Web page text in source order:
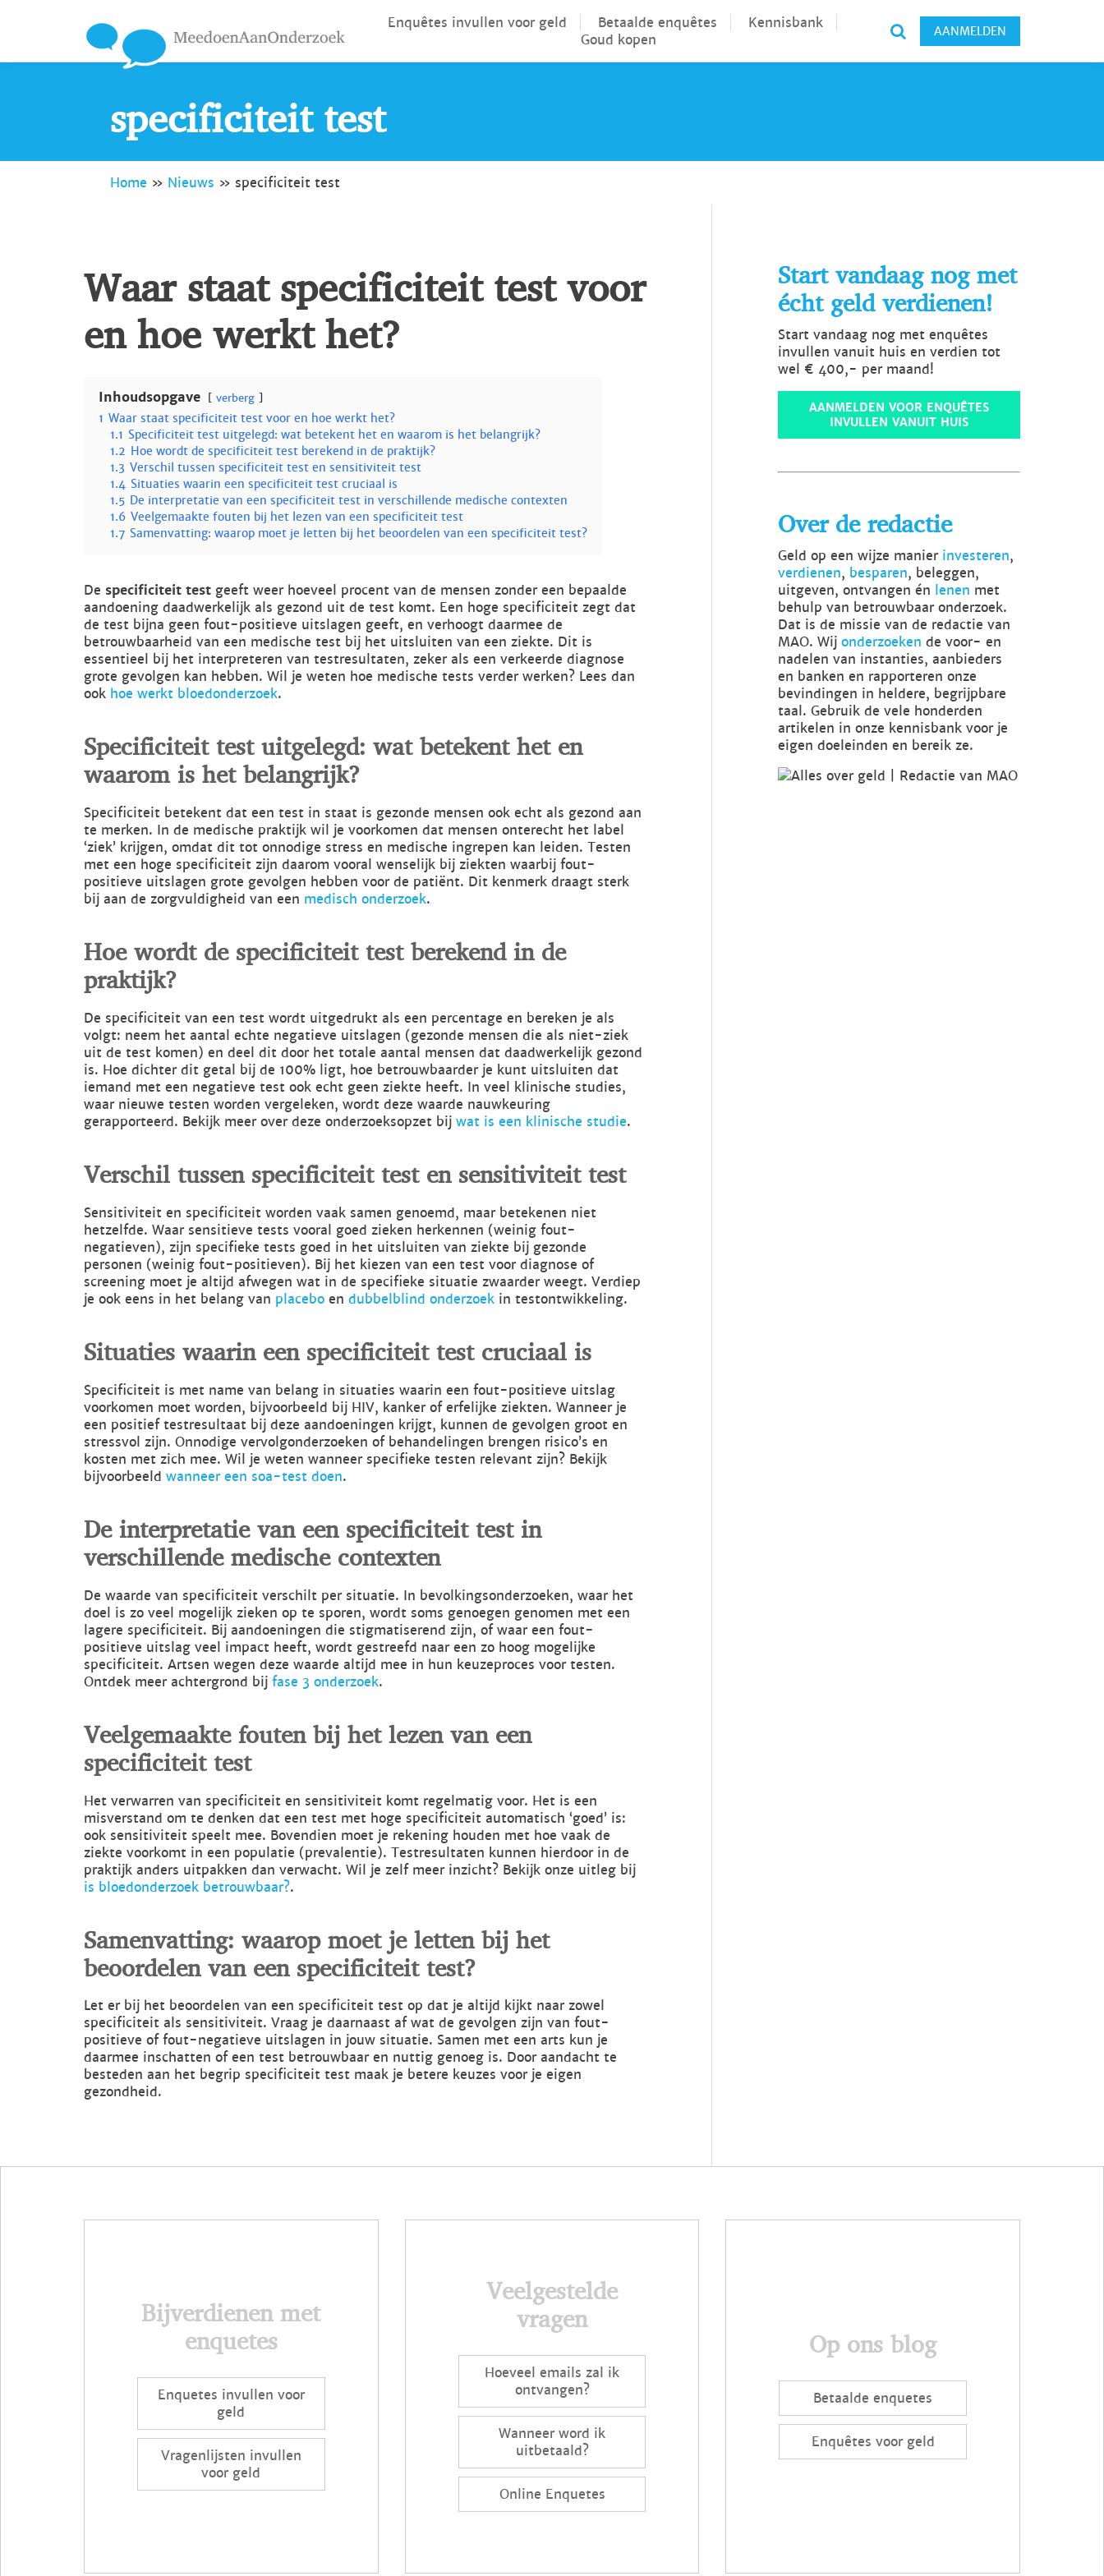
Enquêtes invullen voor geld Betaalde enquêtes
Kennisbank
Goud kopen
AANMELDEN
specificiteit test
Home » Nieuws » specificiteit test
Waar staat specificiteit test voor
en hoe werkt het?
Inhoudsopgave verberg
1 Waar staat specificiteit test voor en hoe werkt het?
1.1 Specificiteit test uitgelegd: wat betekent het en waarom is het belangrijk?
1.2 Hoe wordt de specificiteit test berekend in de praktijk?
1.3 Verschil tussen specificiteit test en sensitiviteit test
1.4 Situaties waarin een specificiteit test cruciaal is
1.5 De interpretatie van een specificiteit test in verschillende medische contexten
1.6 Veelgemaakte fouten bij het lezen van een specificiteit test
1.7 Samenvatting: waarop moet je letten bij het beoordelen van een specificiteit test?
De specificiteit test geeft weer hoeveel procent van de mensen zonder een bepaalde
aandoening daadwerkelijk als gezond uit de test komt. Een hoge specificiteit zegt dat
de test bijna geen fout-positieve uitslagen geeft, en verhoogt daarmee de
betrouwbaarheid van een medische test bij het uitsluiten van een ziekte. Dit is
essentieel bij het interpreteren van testresultaten, zeker als een verkeerde diagnose
grote gevolgen kan hebben. Wil je weten hoe medische tests verder werken? Lees dan
ook hoe werkt bloedonderzoek.
Specificiteit test uitgelegd: wat betekent het en
waarom is het belangrijk?
Specificiteit betekent dat een test in staat is gezonde mensen ook echt als gezond aan
te merken. In de medische praktijk wil je voorkomen dat mensen onterecht het label
‘ziek’ krijgen, omdat dit tot onnodige stress en medische ingrepen kan leiden. Testen
met een hoge specificiteit zijn daarom vooral wenselijk bij ziekten waarbij fout-
positieve uitslagen grote gevolgen hebben voor de patiënt. Dit kenmerk draagt sterk
bij aan de zorgvuldigheid van een medisch onderzoek.
Hoe wordt de specificiteit test berekend in de
praktijk?
De specificiteit van een test wordt uitgedrukt als een percentage en bereken je als
volgt: neem het aantal echte negatieve uitslagen (gezonde mensen die als niet-ziek
uit de test komen) en deel dit door het totale aantal mensen dat daadwerkelijk gezond
is. Hoe dichter dit getal bij de 100% ligt, hoe betrouwbaarder je kunt uitsluiten dat
iemand met een negatieve test ook echt geen ziekte heeft. In veel klinische studies,
waar nieuwe testen worden vergeleken, wordt deze waarde nauwkeuring
gerapporteerd. Bekijk meer over deze onderzoeksopzet bij wat is een klinische studie.
Verschil tussen specificiteit test en sensitiviteit test
Sensitiviteit en specificiteit worden vaak samen genoemd, maar betekenen niet
hetzelfde. Waar sensitieve tests vooral goed zieken herkennen (weinig fout-
negatieven), zijn specifieke tests goed in het uitsluiten van ziekte bij gezonde
personen (weinig fout-positieven). Bij het kiezen van een test voor diagnose of
screening moet je altijd afwegen wat in de specifieke situatie zwaarder weegt. Verdiep
je ook eens in het belang van placebo en dubbelblind onderzoek in testontwikkeling.
Situaties waarin een specificiteit test cruciaal is
Specificiteit is met name van belang in situaties waarin een fout-positieve uitslag
voorkomen moet worden, bijvoorbeeld bij HIV, kanker of erfelijke ziekten. Wanneer je
een positief testresultaat bij deze aandoeningen krijgt, kunnen de gevolgen groot en
stressvol zijn. Onnodige vervolgonderzoeken of behandelingen brengen risico’s en
kosten met zich mee. Wil je weten wanneer specifieke testen relevant zijn? Bekijk
bijvoorbeeld wanneer een soa-test doen.
De interpretatie van een specificiteit test in
verschillende medische contexten
De waarde van specificiteit verschilt per situatie. In bevolkingsonderzoeken, waar het
doel is zo veel mogelijk zieken op te sporen, wordt soms genoegen genomen met een
lagere specificiteit. Bij aandoeningen die stigmatiserend zijn, of waar een fout-
positieve uitslag veel impact heeft, wordt gestreefd naar een zo hoog mogelijke
specificiteit. Artsen wegen deze waarde altijd mee in hun keuzeproces voor testen.
Ontdek meer achtergrond bij fase 3 onderzoek.
Veelgemaakte fouten bij het lezen van een
specificiteit test
Het verwarren van specificiteit en sensitiviteit komt regelmatig voor. Het is een
misverstand om te denken dat een test met hoge specificiteit automatisch ‘goed’ is:
ook sensitiviteit speelt mee. Bovendien moet je rekening houden met hoe vaak de
ziekte voorkomt in een populatie (prevalentie). Testresultaten kunnen hierdoor in de
praktijk anders uitpakken dan verwacht. Wil je zelf meer inzicht? Bekijk onze uitleg bij
is bloedonderzoek betrouwbaar?.
Samenvatting: waarop moet je letten bij het
beoordelen van een specificiteit test?
Let er bij het beoordelen van een specificiteit test op dat je altijd kijkt naar zowel
specificiteit als sensitiviteit. Vraag je daarnaast af wat de gevolgen zijn van fout-
positieve of fout-negatieve uitslagen in jouw situatie. Samen met een arts kun je
daarmee inschatten of een test betrouwbaar en nuttig genoeg is. Door aandacht te
besteden aan het begrip specificiteit test maak je betere keuzes voor je eigen
gezondheid.
Start vandaag nog met
écht geld verdienen!
Start vandaag nog met enquêtes
invullen vanuit huis en verdien tot
wel € 400,- per maand!
AANMELDEN VOOR ENQUÊTES
INVULLEN VANUIT HUIS
Over de redactie
Geld op een wijze manier investeren,
verdienen, besparen, beleggen,
uitgeven, ontvangen én lenen met
behulp van betrouwbaar onderzoek.
Dat is de missie van de redactie van
MAO. Wijonderzoeken de voor- en
nadelen van instanties, aanbieders
en banken en rapporteren onze
bevindingen in heldere, begrijpbare
taal. Gebruik de vele honderden
artikelen in onze kennisbank voor je
eigen doeleinden en bereik ze.
Bijverdienen met
enquetes
Enquetes invullen voor
geld
Vragenlijsten invullen
voor geld
Veelgestelde
vragen
Hoeveel emails zal ik
ontvangen?
Wanneer word ik
uitbetaald?
Online Enquetes
Op ons blog
Betaalde enquetes
Enquêtes voor geld